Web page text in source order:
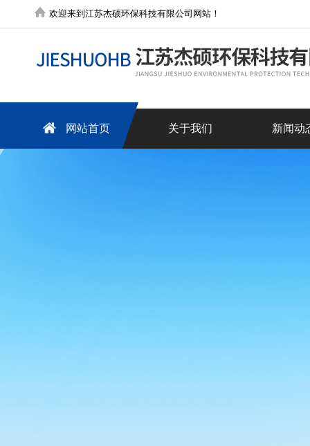
欢迎来到江苏杰硕环保科技有限公司网站！
网站首页 关于我们 新闻动